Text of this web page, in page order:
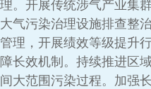
理。开展传统涉气产业集
大气污染治理设施排查整
管理，开展绩效等级提升
障长效机制。持续推进区
间大范围污染过程。加强